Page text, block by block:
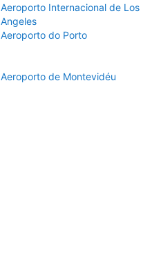
Aeroporto Internacional de Los
Angeles
Aeroporto do Porto
Aeroporto de Montevidéu